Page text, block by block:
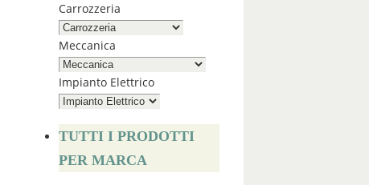
Carrozzeria
Meccanica
Impianto Elettrico
TUTTI I PRODOTTI
PER MARCA